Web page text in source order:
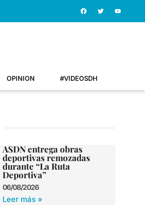
OPINION #VIDEOSDH
ASDN entrega obras
deportivas remozadas
durante “La Ruta
Deportiva”
06/08/2026
Leer más »